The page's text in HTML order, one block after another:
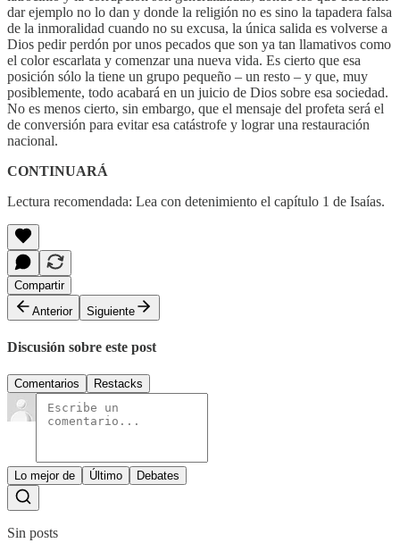
dar ejemplo no lo dan y donde la religión no es sino la tapadera falsa
de la inmoralidad cuando no su excusa, la única salida es volverse a
Dios pedir perdón por unos pecados que son ya tan llamativos como
el color escarlata y comenzar una nueva vida. Es cierto que esa
posición sólo la tiene un grupo pequeño – un resto – y que, muy
posiblemente, todo acabará en un juicio de Dios sobre esa sociedad.
No es menos cierto, sin embargo, que el mensaje del profeta será el
de conversión para evitar esa catástrofe y lograr una restauración
nacional.
CONTINUARÁ
Lectura recomendada: Lea con detenimiento el capítulo 1 de Isaías.
Compartir
Anterior
Siguiente
Discusión sobre este post
Comentarios Restacks
Lo mejor de Último Debates
Sin posts